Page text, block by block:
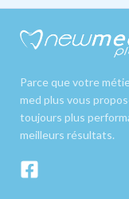
Parce que votre
med plus vous
toujours plus
meilleurs résultats.